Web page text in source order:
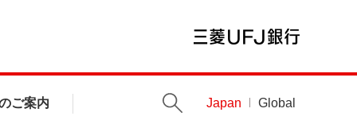
ご案内 Japan Global